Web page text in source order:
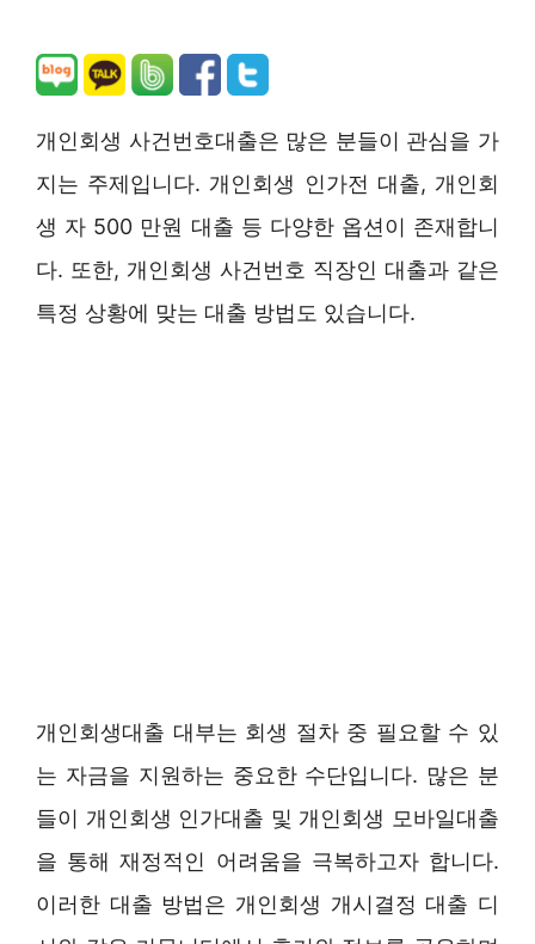
개인회생 사건번호대출은 많은 분들이 관심을 가
지는 주제입니다. 개인회생 인가전 대출, 개인회
생 자 500 만원 대출 등 다양한 옵션이 존재합니
다. 또한, 개인회생 사건번호 직장인 대출과 같은
특정 상황에 맞는 대출 방법도 있습니다.
개인회생대출 대부는 회생 절차 중 필요할 수 있
는 자금을 지원하는 중요한 수단입니다. 많은 분
들이 개인회생 인가대출 및 개인회생 모바일대출
을 통해 재정적인 어려움을 극복하고자 합니다.
이러한 대출 방법은 개인회생 개시결정 대출 디